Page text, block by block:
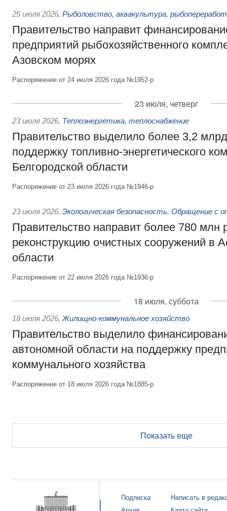
25 июля 2026, Рыболовство, аквакультура,
Правительство направит
предприятий рыбохозяйственного
Азовском морях
Распоряжение от 24 июля 2026 года №1952-р
23 июля, четверг
23 июля 2026, Теплоэнергетика, теплоснабжение
Правительство выделило более 3,2
поддержку топливно-энергетического
Белгородской области
Распоряжение от 23 июля 2026 года №1946-р
23 июля 2026, Экологическая безопасность. Обращение с
Правительство направит более 780 млн
реконструкцию очистных сооружений в
области
Распоряжение от 22 июля 2026 года №1936-р
18 июля, суббота
18 июля 2026, Жилищно-коммунальное хозяйство
Правительство выделило
автономной области на поддержку
коммунального хозяйства
Распоряжение от 18 июля 2026 года №1885-р
Показать еще
Подписка
Написать в